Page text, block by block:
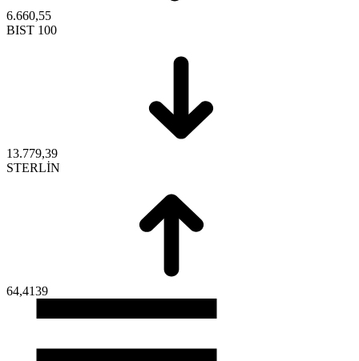
6.660,55
BIST 100
13.779,39
STERLİN
64,4139